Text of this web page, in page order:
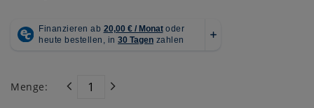
Menge: